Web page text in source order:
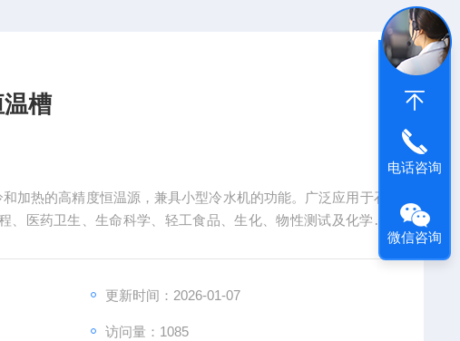
槽
加热的高精度恒温源，兼具小型冷水机的功能。广泛应用于石
、医药卫生、生命科学、轻工食品、生化、物性测试及化学分
更新时间：2026-01-07
访问量：1085
电话咨询
微信咨询